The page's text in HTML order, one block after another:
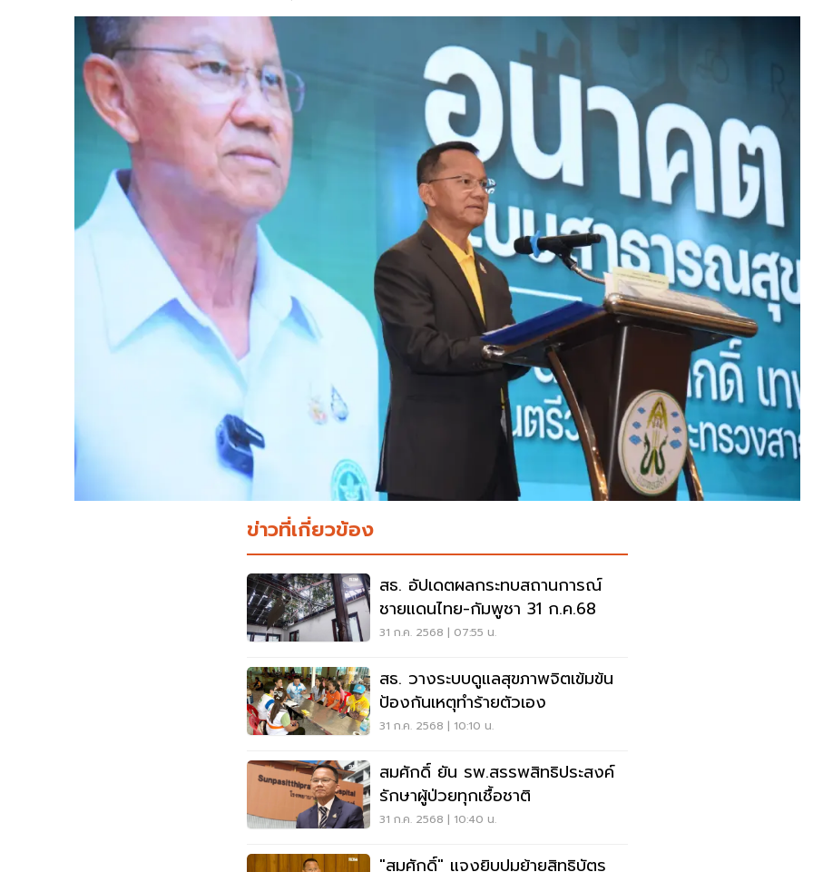
ข่าวที่เกี่ยวข้อง
สธ. อัปเดตผลกระทบสถานการณ์
ชายแดนไทย-กัมพูชา 31 ก.ค.68
31 ก.ค. 2568 | 07:55 น.
สธ. วางระบบดูแลสุขภาพจิตเข้มข้น
ป้องกันเหตุทำร้ายตัวเอง
31 ก.ค. 2568 | 10:10 น.
สมศักดิ์ ยัน รพ.สรรพสิทธิประสงค์
รักษาผู้ป่วยทุกเชื้อชาติ
31 ก.ค. 2568 | 10:40 น.
"สมศักดิ์" แจงยิบปมย้ายสิทธิบัตร